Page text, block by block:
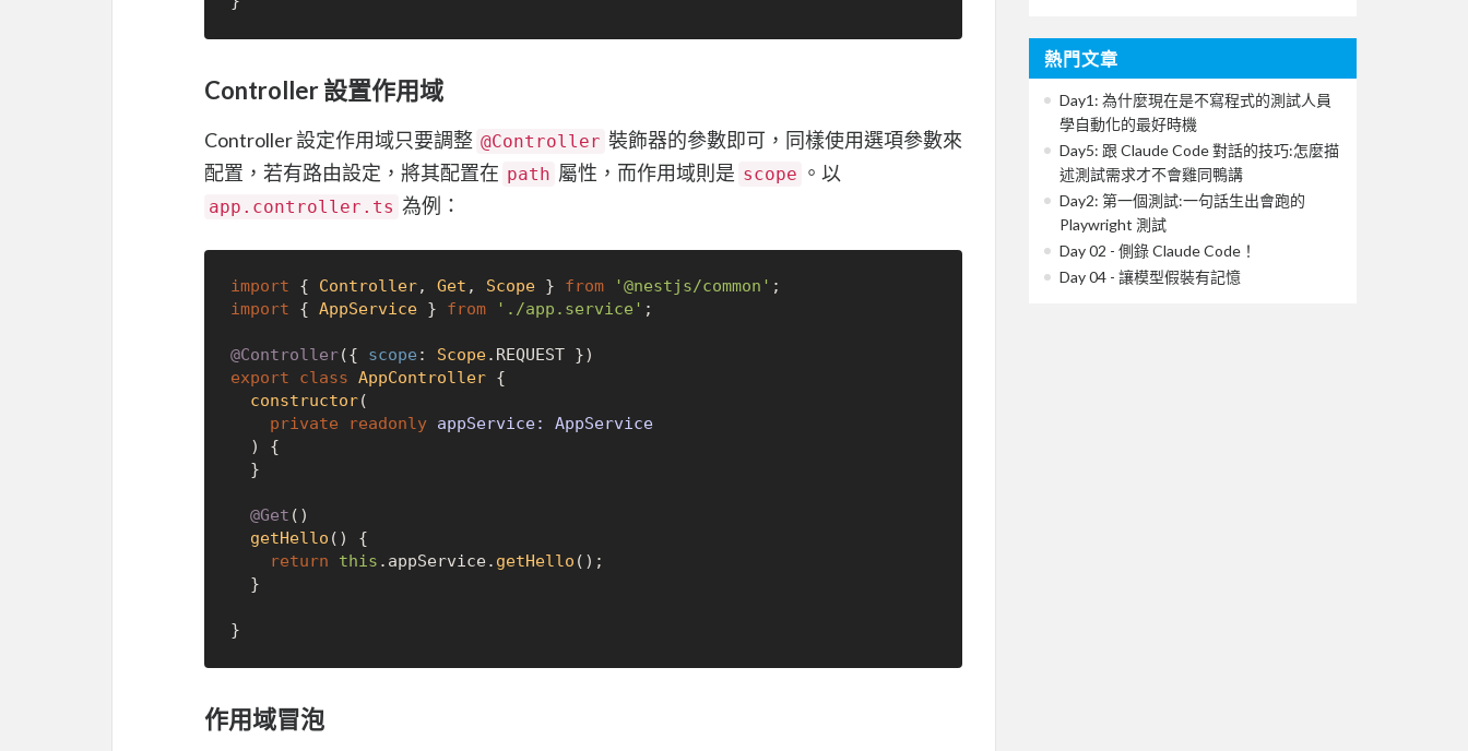
Controller 設置作用域
Controller 設定作用域只要調整 @Controller 裝飾器的參數即可，同樣使用選項參數來
配置，若有路由設定，將其配置在 path 屬性，而作用域則是 scope 。以
app.controller.ts 為例：
import { Controller, Get , Scope } from '@nestjs/common'
import { AppService } from './app.service' ;
@Controller({ scope : Scope. REQUEST
export
class AppController {
constructor(
private
readonly appService: AppService
) {
@Get ()
getHello ( ) {
return
this . appService. getHello ();
作用域冒泡
熱門文章
Day1: 為什麼現在是不寫程式的測試人員
學自動化的最好時機
Day5: 跟 Claude Code 對話的技巧:怎麼描
述測試需求才不會雞同鴨講
Day2: 第一個測試:一句話生出會跑的
Playwright 測試
Day 02 - 側錄 Claude Code！
Day 04 - 讓模型假裝有記憶